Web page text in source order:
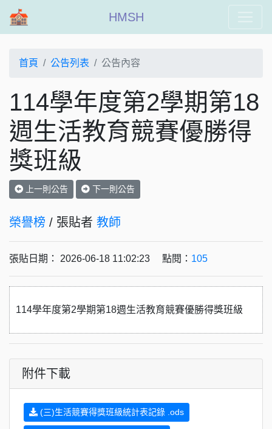
HMSH
首頁 公告列表 公告內容
114學年度第2學期第18
週生活教育競賽優勝得
獎班級
上一則公告 下一則公告
榮譽榜 / 張貼者 教師
張貼日期： 2026-06-18 11:02:23 點閱： 105
114學年度第2學期第18週生活教育競賽優勝得獎班級
附件下載
(三)生活競賽得獎班級統計表記錄 .ods